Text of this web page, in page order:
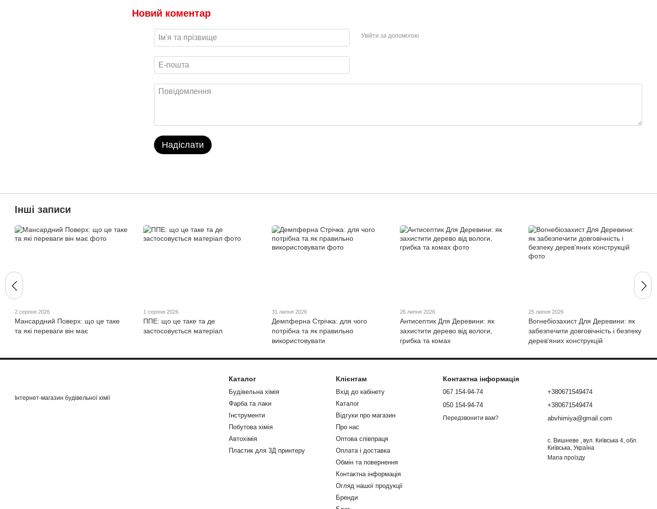
Новий коментар
Увійти за допомогою
Надіслати
Інші записи
2 серпня 2026
Мансардний Поверх: що це таке
та які переваги він має
1 серпня 2026
ППЕ: що це таке та де
застосовується матеріал
31 липня 2026
Демпферна Стрічка: для чого
потрібна та як правильно
використовувати
26 липня 2026
Антисептик Для Деревини: як
захистити дерево від вологи,
грибка та комах
25 липня 2026
Вогнебіозахист Для Деревини: як
забезпечити довговічність і безпеку
дерев'яних конструкцій
Інтернет-магазин будівельної хімії
Каталог
Будівельна хімія
Фарба та лаки
Інструменти
Побутова хімія
Автохімія
Пластик для 3Д принтеру
Клієнтам
Вхід до кабінету
Каталог
Відгуки про магазин
Про нас
Оптова співпраця
Оплата і доставка
Обмін та повернення
Контактна інформація
Огляд нашої продукції
Бренди
Контактна інформація
067 154-94-74
050 154-94-74
Передзвонити вам?
+380671549474
+380671549474
abvhimiya@gmail.com
с. Вишневе , вул. Київська 4, обл.
Київська, Україна
Мапа проїзду